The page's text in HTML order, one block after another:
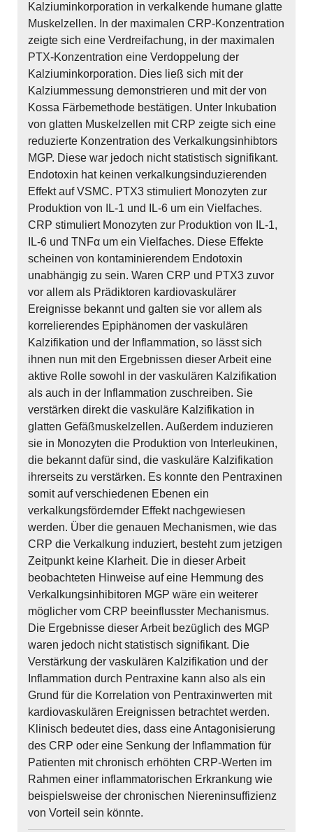
Kalziuminkorporation in verkalkende humane glatte
Muskelzellen. In der maximalen CRP-Konzentration
zeigte sich eine Verdreifachung, in der maximalen
PTX-Konzentration eine Verdoppelung der
Kalziuminkorporation. Dies ließ sich mit der
Kalziummessung demonstrieren und mit der von
Kossa Färbemethode bestätigen. Unter Inkubation
von glatten Muskelzellen mit CRP zeigte sich eine
reduzierte Konzentration des Verkalkungsinhibtors
MGP. Diese war jedoch nicht statistisch signifikant.
Endotoxin hat keinen verkalkungsinduzierenden
Effekt auf VSMC. PTX3 stimuliert Monozyten zur
Produktion von IL-1 und IL-6 um ein Vielfaches.
CRP stimuliert Monozyten zur Produktion von IL-1,
IL-6 und TNFα um ein Vielfaches. Diese Effekte
scheinen von kontaminierendem Endotoxin
unabhängig zu sein. Waren CRP und PTX3 zuvor
vor allem als Prädiktoren kardiovaskulärer
Ereignisse bekannt und galten sie vor allem als
korrelierendes Epiphänomen der vaskulären
Kalzifikation und der Inflammation, so lässt sich
ihnen nun mit den Ergebnissen dieser Arbeit eine
aktive Rolle sowohl in der vaskulären Kalzifikation
als auch in der Inflammation zuschreiben. Sie
verstärken direkt die vaskuläre Kalzifikation in
glatten Gefäßmuskelzellen. Außerdem induzieren
sie in Monozyten die Produktion von Interleukinen,
die bekannt dafür sind, die vaskuläre Kalzifikation
ihrerseits zu verstärken. Es konnte den Pentraxinen
somit auf verschiedenen Ebenen ein
verkalkungsfördernder Effekt nachgewiesen
werden. Über die genauen Mechanismen, wie das
CRP die Verkalkung induziert, besteht zum jetzigen
Zeitpunkt keine Klarheit. Die in dieser Arbeit
beobachteten Hinweise auf eine Hemmung des
Verkalkungsinhibitoren MGP wäre ein weiterer
möglicher vom CRP beeinflusster Mechanismus.
Die Ergebnisse dieser Arbeit bezüglich des MGP
waren jedoch nicht statistisch signifikant. Die
Verstärkung der vaskulären Kalzifikation und der
Inflammation durch Pentraxine kann also als ein
Grund für die Korrelation von Pentraxinwerten mit
kardiovaskulären Ereignissen betrachtet werden.
Klinisch bedeutet dies, dass eine Antagonisierung
des CRP oder eine Senkung der Inflammation für
Patienten mit chronisch erhöhten CRP-Werten im
Rahmen einer inflammatorischen Erkrankung wie
beispielsweise der chronischen Niereninsuffizienz
von Vorteil sein könnte.